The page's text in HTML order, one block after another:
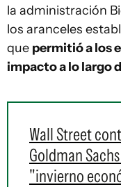
la administración
los aranceles
que permitió a los
impacto a lo largo
Wall Street
Goldman
"invierno